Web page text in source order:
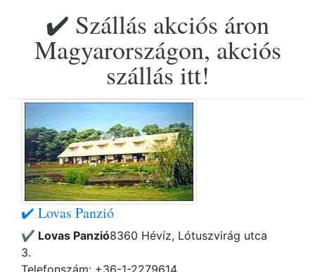
✔️ Szállás akciós áron
Magyarországon, akciós
szállás itt!
✔️ Lovas Panzió
✔️ Lovas Panzió8360 Hévíz, Lótuszvirág utca
3.
Telefonszám: +36-1-2279614